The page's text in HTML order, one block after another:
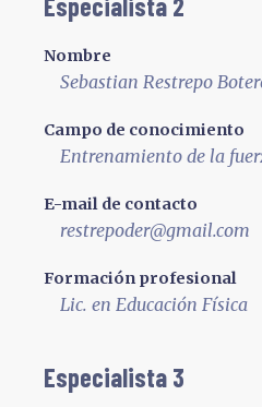
Nombre
Sebastian Restrepo
Campo de conocimiento
Entrenamiento de la
E-mail de contacto
restrepoder@gmail.com
Formación profesional
Lic. en Educación Física
Especialista 3